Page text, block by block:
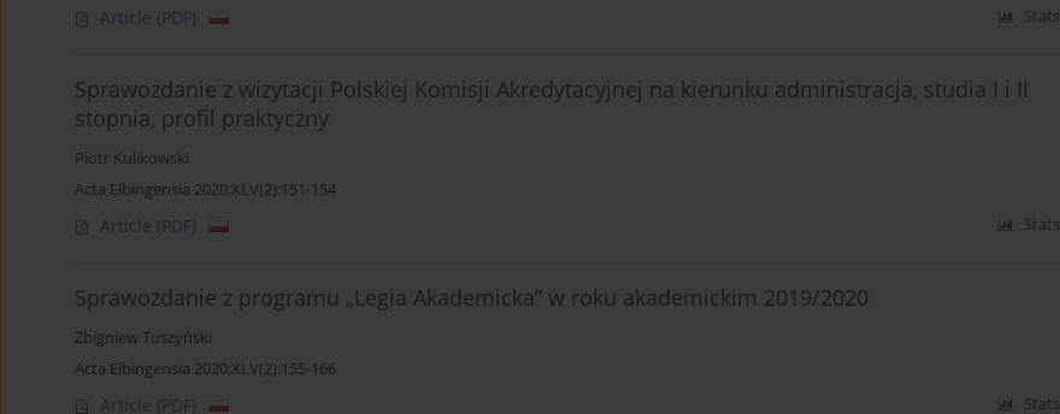
Article (PDF) Stats
Sprawozdanie z wizytacji Polskiej Komisji Akredytacyjnej na kierunku administracja, studia I i II
stopnia, profil praktyczny
Piotr Kulikowski
Acta Elbingensia 2020;XLV(2):151-154
Article (PDF) Stats
Sprawozdanie z programu „Legia Akademicka” w roku akademickim 2019/2020
Zbigniew Tuszyński
Acta Elbingensia 2020;XLV(2):155-166
Article (PDF) Stats